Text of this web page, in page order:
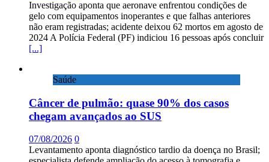
Investigação aponta que aeronave enfrentou condições de
gelo com equipamentos inoperantes e que falhas anteriores
não eram registradas; acidente deixou 62 mortos em agosto de
2024 A Polícia Federal (PF) indiciou 16 pessoas após concluir
[...]
Saúde
Câncer de pulmão: quase 90% dos casos
chegam avançados ao SUS
07/08/2026 0
Levantamento aponta diagnóstico tardio da doença no Brasil;